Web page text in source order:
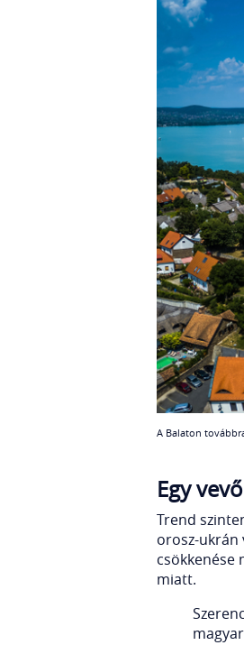
A Balaton
Egy
Trend
orosz-ukrán
csökkenése
miatt.